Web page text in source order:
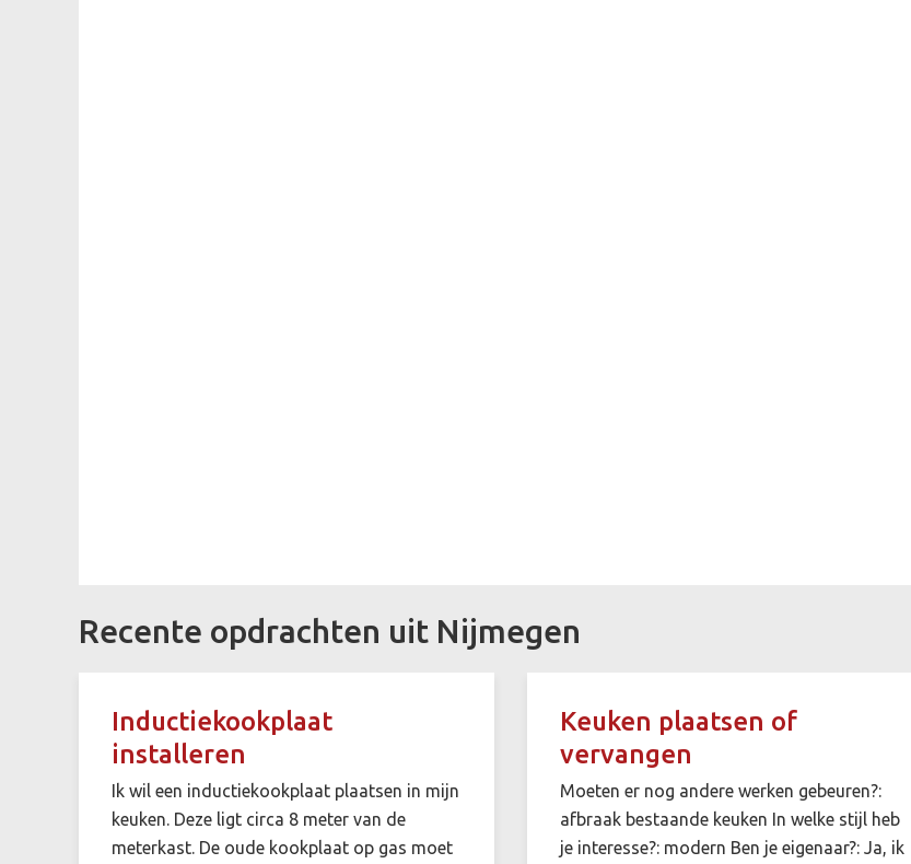
Recente opdrachten uit Nijmegen
Inductiekookplaat
installeren
Ik wil een inductiekookplaat plaatsen in mijn
keuken. Deze ligt circa 8 meter van de
meterkast. De oude kookplaat op gas moet
Keuken plaatsen of
vervangen
Moeten er nog andere werken gebeuren?:
afbraak bestaande keuken In welke stijl heb
je interesse?: modern Ben je eigenaar?: Ja, ik